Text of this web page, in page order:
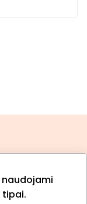
tipai.